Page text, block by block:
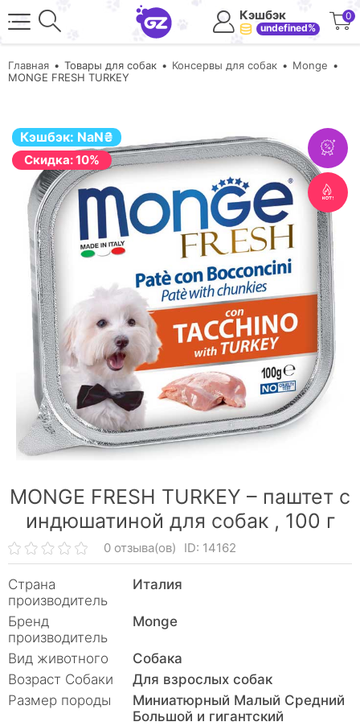
Кэшбэк
undefined%
0
Главная Товары для собак Консервы для собак
Monge
MONGE FRESH TURKEY
Кэшбэк: NaN₴
Cкидка: 10%
MONGE FRESH TURKEY – паштет с
индюшатиной для собак , 100 г
0 отзыва(ов) ID: 14162
Страна
производитель
Италия
Бренд
производитель
Monge
Вид животного
Собака
Возраст Собаки
Для взрослых собак
Размер породы
Миниатюрный Малый Средний
Большой и гигантский